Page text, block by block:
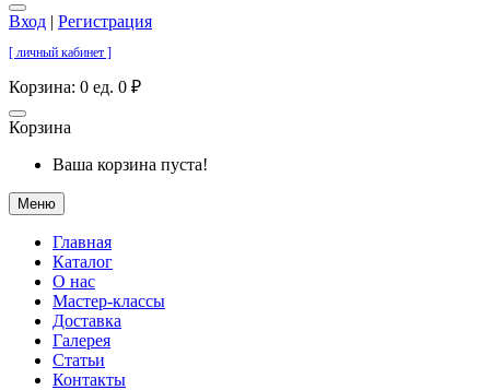
Вход | Регистрация
[ личный кабинет ]
Корзина: 0 ед. 0 ₽
Корзина
Ваша корзина пуста!
Меню
Главная
Каталог
О нас
Мастер-классы
Доставка
Галерея
Статьи
Контакты